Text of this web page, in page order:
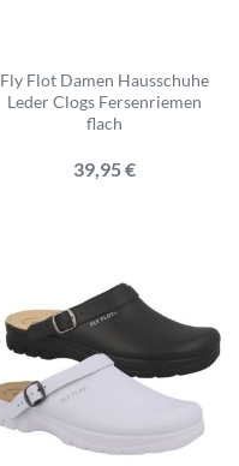
Fly Flot Damen Hausschuhe
Leder Clogs Fersenriemen
flach
39,95 €